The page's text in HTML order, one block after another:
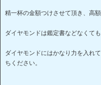
精一杯の金額つけさせて頂き、高
ダイヤモンドは鑑定書などなくても
ダイヤモンドにはかなり力を入れ
ちください。